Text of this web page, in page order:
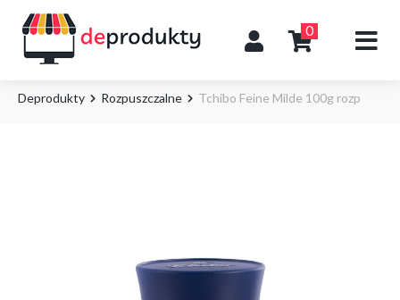
0
Deprodukty Rozpuszczalne Tchibo Feine Milde 100g rozp